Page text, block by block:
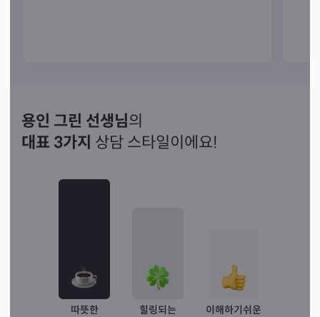
용인 그린 선생님의
대표 3가지 상담 스타일이에요!
따뜻한 힐링되는 이해하기쉬운